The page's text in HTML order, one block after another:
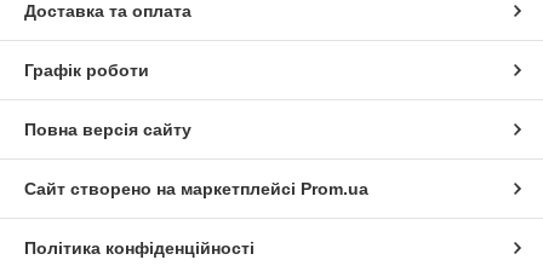
Доставка та оплата
Графік роботи
Повна версія сайту
Сайт створено на маркетплейсі Prom.ua
Політика конфіденційності